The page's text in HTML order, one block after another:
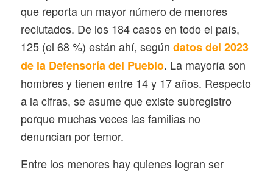
que reporta un mayor número de menores
reclutados. De los 184 casos en todo el país,
125 (el 68 %) están ahí, según datos del 2023
de la Defensoría del Pueblo. La mayoría son
hombres y tienen entre 14 y 17 años. Respecto
a la cifras, se asume que existe subregistro
porque muchas veces las familias no
denuncian por temor.
Entre los menores hay quienes logran ser